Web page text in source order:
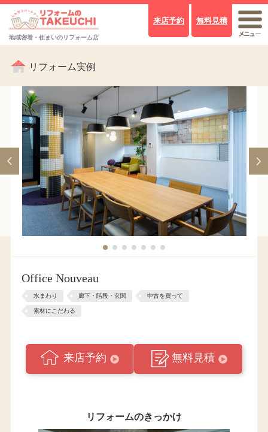
地域密着・住まいのリフォーム店
来店予約 無料見積
リフォーム実例
Office Nouveau
水まわり 廊下・階段・玄関 中古を買って
素材にこだわる
来店予約 無料見積
リフォームのきっかけ